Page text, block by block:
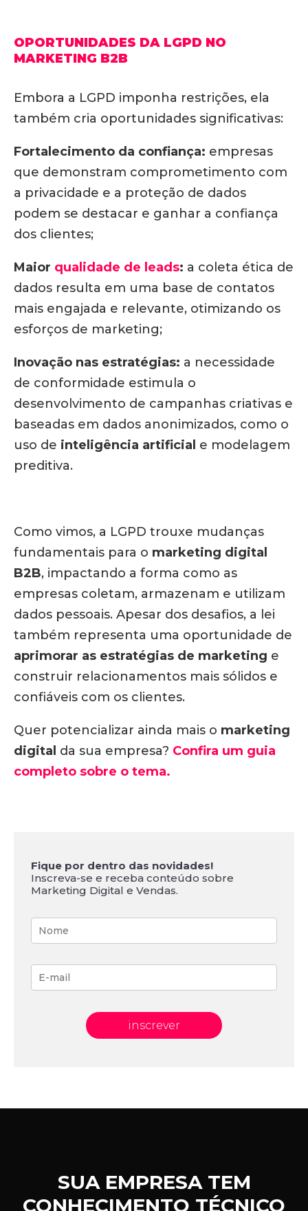
OPORTUNIDADES DA LGPD NO
MARKETING B2B
Embora a LGPD imponha restrições, ela
também cria oportunidades significativas:
Fortalecimento da confiança: empresas
que demonstram comprometimento com
a privacidade e a proteção de dados
podem se destacar e ganhar a confiança
dos clientes;
Maior qualidade de leads: a coleta ética de
dados resulta em uma base de contatos
mais engajada e relevante, otimizando os
esforços de marketing;
Inovação nas estratégias: a necessidade
de conformidade estimula o
desenvolvimento de campanhas criativas e
baseadas em dados anonimizados, como o
uso de inteligência artificial e modelagem
preditiva.
Como vimos, a LGPD trouxe mudanças
fundamentais para o marketing digital
B2B, impactando a forma como as
empresas coletam, armazenam e utilizam
dados pessoais. Apesar dos desafios, a lei
também representa uma oportunidade de
aprimorar as estratégias de marketing e
construir relacionamentos mais sólidos e
confiáveis com os clientes.
Quer potencializar ainda mais o marketing
digital da sua empresa? Confira um guia
completo sobre o tema.
Fique por dentro das novidades!
Inscreva-se e receba conteúdo sobre
Marketing Digital e Vendas.
inscrever
SUA EMPRESA TEM
CONHECIMENTO TÉCNICO